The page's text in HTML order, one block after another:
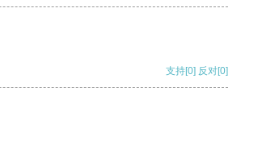
支持[0] 反对[0]